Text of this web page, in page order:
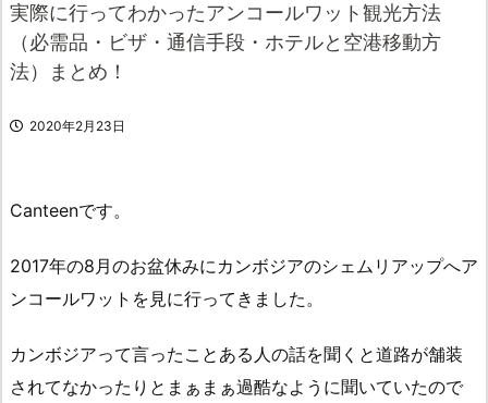
実際に行ってわかったアンコールワット観光方法
（必需品・ビザ・通信手段・ホテルと空港移動方
法）まとめ！
2020年2月23日
Canteenです。
2017年の8月のお盆休みにカンボジアのシェムリアップへア
ンコールワットを見に行ってきました。
カンボジアって言ったことある人の話を聞くと道路が舗装
されてなかったりとまぁまぁ過酷なように聞いていたので